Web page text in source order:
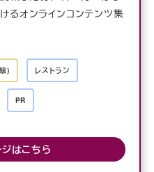
るオンラインコンテンツ集
) レストラン
PR
はこちら